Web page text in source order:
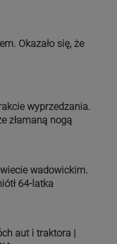
Okazało się, że
wyprzedzania.
złamaną nogą
wadowickim.
64-latka
aut i traktora |